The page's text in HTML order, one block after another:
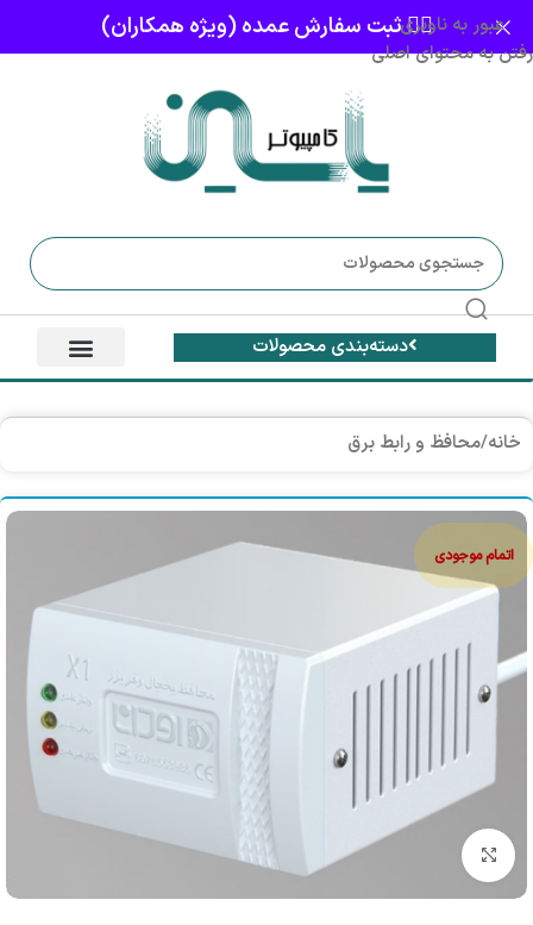
عبور به ناوبری
رفتن به محتوای اصلی
👈🏻 ثبت سفارش عمده (ویژه همکاران)
دسته‌بندی محصولات
خانه/محافظ و رابط برق
اتمام موجودی
بزرگنمایی تصویر